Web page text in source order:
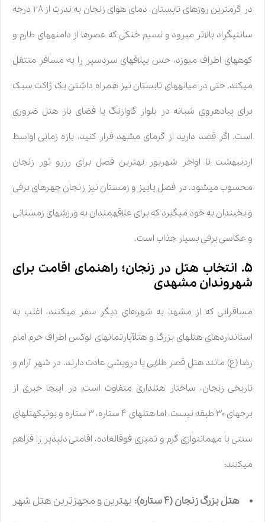
در گرمترین روزهای تابستان، دمای هوای زنجان به ندرت از ۲۸ درجه
سانتیگراد بالاتر میرود و نسیم خنکی که عصرها از دامنههای طارم و
کوههای اطراف میوزد، حس ییلاقهای سردسیر را به مسافر منتقل
میکند. حتی در میانههای تابستان نیز همراه داشتن یک ژاکت سبک
برای پیادهروی شبانه در بلوار گاوازنگ یا فضای باز هتل ضروری
است. اگر قصد دارید از گرمای مشهد فرار کنید، بازه زمانی اواسط
اردیبهشت تا اواخر شهریور بهترین فصل برای رزرو تور زنجان
محسوب میشود. در فصل پاییز و زمستان نیز زنجان چهرهای برفی
و یخبندان به خود میگیرد که برای علاقهمندان به ورزشهای زمستانی
و عکاسی برفی بسیار جذاب است.
۵. انتخاب هتل در زنجان؛ راهنمای اقامت برای
شهروندان مشهدی
مسافرانی که از مشهد به شهرهای دیگر سفر میکنند، اغلب به
استانداردهای هتلهای بزرگ و هتلآپارتمانهای لوکس اطراف حرم امام
رضا (ع) مانند هتل قصر طلایی یا درویشی عادت دارند. در شهر آرام و
تاریخی زنجان، ساختار هتلداری متفاوت است؛ در اینجا خبری از
برجهای ۳۰ طبقه نیست، اما هتلهای ۴ ستاره، ۳ ستاره و بوتیکهتلهای
سنتی با مهماننوازی گرم و تمیزی فوقالعاده، اقامتی دلپذیر را فراهم
میکنند:
هتل بزرگ زنجان (۴ ستاره): بهترین و مجهزترین هتل شهر